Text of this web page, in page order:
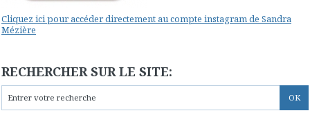
Cliquez ici pour accéder directement au compte instagram de Sandra
Mézière
RECHERCHER SUR LE SITE: